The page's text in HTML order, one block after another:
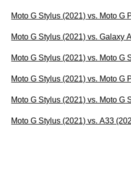
Moto G Stylus (2021) vs. Moto G
Moto G Stylus (2021) vs. Galaxy
Moto G Stylus (2021) vs. Moto G
Moto G Stylus (2021) vs. Moto G
Moto G Stylus (2021) vs. Moto G
Moto G Stylus (2021) vs. A33